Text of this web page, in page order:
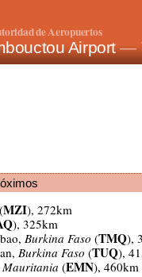
de Aeropuertos
Airport—
MZI), 272km
), 325km
Burkina Faso (TMQ),
Burkina Faso (TUQ),
Mauritania (EMN), 460km